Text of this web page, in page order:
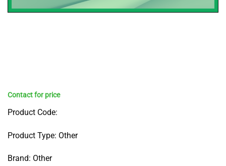
Product Code:
Product Type: Other
Brand: Other